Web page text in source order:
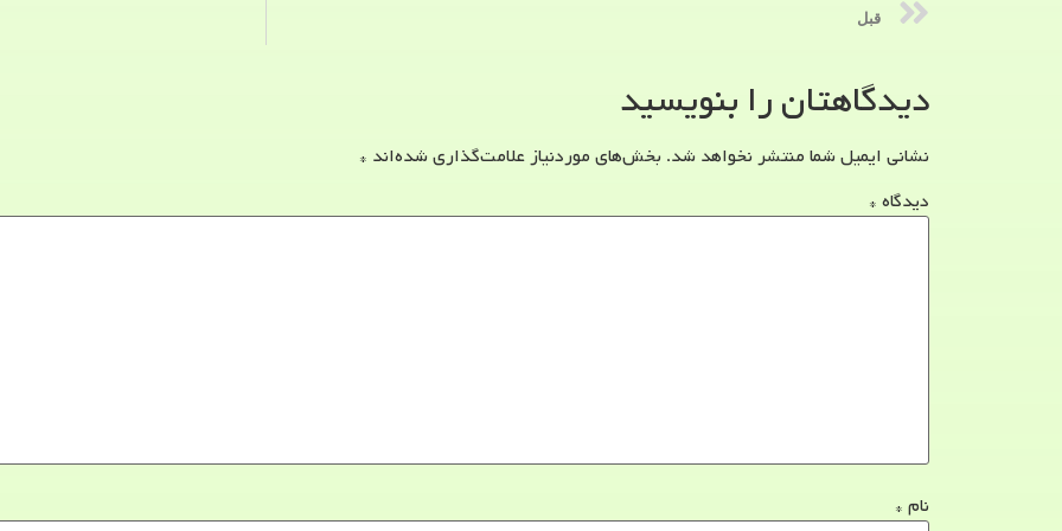
قبل
دیدگاهتان را بنویسید
نشانی ایمیل شما منتشر نخواهد شد. بخش‌های موردنیاز علامت‌گذاری شده‌اند *
دیدگاه *
نام *